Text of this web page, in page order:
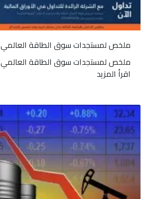
ملخص لمستجدات سوق الطاقة العالمي 8 يوليو 2024م
ملخص لمستجدات سوق الطاقة العالمي
اقرأ المزيد